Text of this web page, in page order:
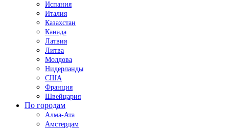
Испания
Италия
Казахстан
Канада
Латвия
Литва
Молдова
Нидерланды
США
Франция
Швейцария
По городам
Алма-Ата
Амстердам